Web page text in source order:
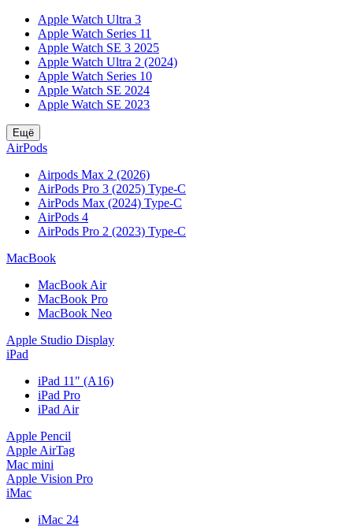
Apple Watch Ultra 3
Apple Watch Series 11
Apple Watch SE 3 2025
Apple Watch Ultra 2 (2024)
Apple Watch Series 10
Apple Watch SE 2024
Apple Watch SE 2023
Ещё
AirPods
Airpods Max 2 (2026)
AirPods Pro 3 (2025) Type-C
AirPods Max (2024) Type-C
AirPods 4
AirPods Pro 2 (2023) Type-C
MacBook
MacBook Air
MacBook Pro
MacBook Neo
Apple Studio Display
iPad
iPad 11" (A16)
iPad Pro
iPad Air
Apple Pencil
Apple AirTag
Mac mini
Apple Vision Pro
iMac
iMac 24